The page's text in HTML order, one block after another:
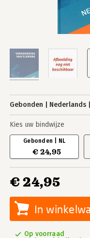
Gebonden Nederlands
Kies uw bindwijze
Gebonden | NL
€ 24,95
€ 24,95
In
Op voorraad